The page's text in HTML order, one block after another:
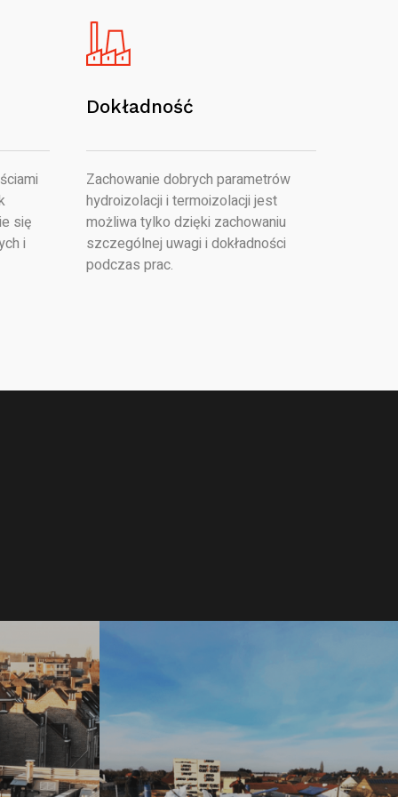
się
i
Dokładność
Zachowanie dobrych parametrów
hydroizolacji i termoizolacji jest
możliwa tylko dzięki zachowaniu
szczególnej uwagi i dokładności
podczas prac.